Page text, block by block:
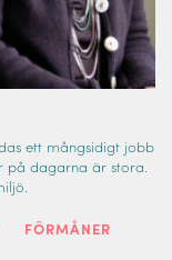
ett mångsidigt jobb
på dagarna är stora.
FÖRMÅNER